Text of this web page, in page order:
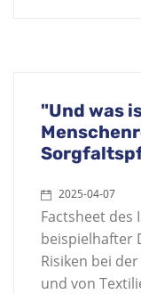
"Und was
2025-04-07
Factsheet
beispielhafter
Risiken bei
und von